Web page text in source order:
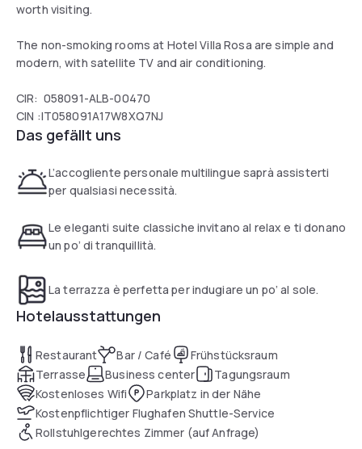
worth visiting.
The non-smoking rooms at Hotel Villa Rosa are simple and
modern, with satellite TV and air conditioning.
CIR: 058091-ALB-00470
CIN :IT058091A17W8XQ7NJ
Das gefällt uns
L’accogliente personale multilingue saprà assisterti
per qualsiasi necessità.
Le eleganti suite classiche invitano al relax e ti donano
un po’ di tranquillità.
La terrazza è perfetta per indugiare un po’ al sole.
Hotelausstattungen
Restaurant Bar / Café
Frühstücksraum
Terrasse
Business center
Tagungsraum
Kostenloses Wifi
Parkplatz in der Nähe
Kostenpflichtiger Flughafen Shuttle-Service
Rollstuhlgerechtes Zimmer (auf Anfrage)